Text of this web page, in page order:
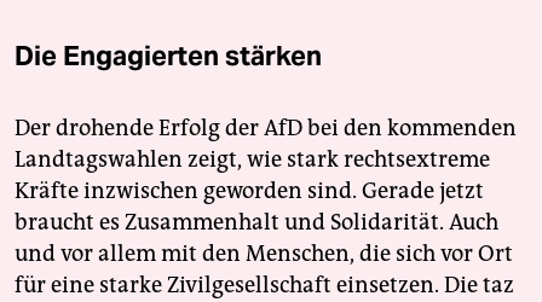
Die Engagierten stärken
Der drohende Erfolg der AfD bei den kommenden
Landtagswahlen zeigt, wie stark rechtsextreme
Kräfte inzwischen geworden sind. Gerade jetzt
braucht es Zusammenhalt und Solidarität. Auch
und vor allem mit den Menschen, die sich vor Ort
für eine starke Zivilgesellschaft einsetzen. Die taz